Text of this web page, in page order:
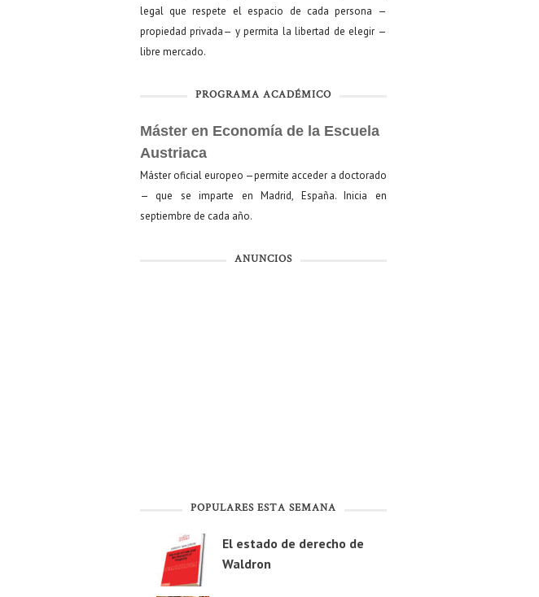
legal que respete el espacio de cada persona —
propiedad privada— y permita la libertad de elegir —
libre mercado.
PROGRAMA ACADÉMICO
Máster en Economía de la Escuela
Austriaca
Máster oficial europeo —permite acceder a doctorado
— que se imparte en Madrid, España. Inicia en
septiembre de cada año.
ANUNCIOS
POPULARES ESTA SEMANA
El estado de derecho de
Waldron